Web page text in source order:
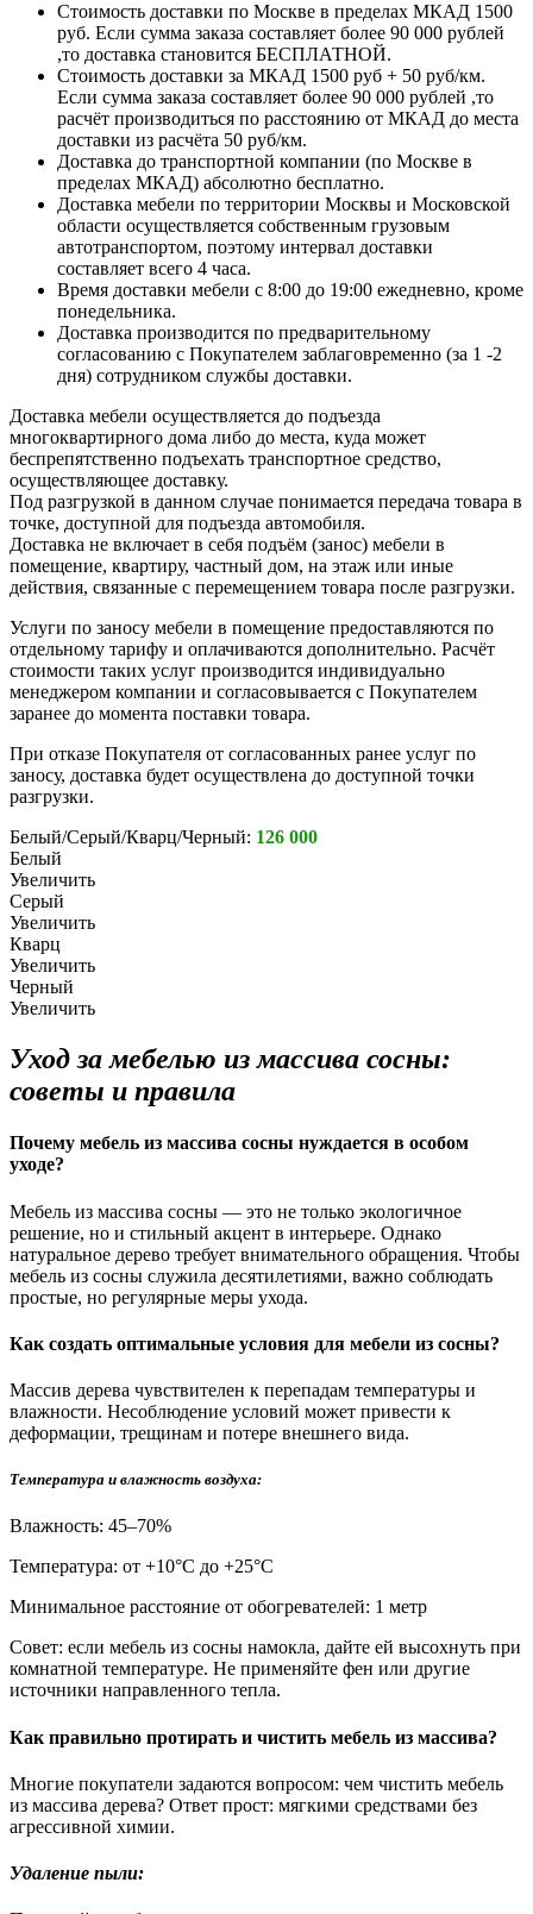
Стоимость доставки по Москве в пределах МКАД 1500
руб. Если сумма заказа составляет более 90 000 рублей
,то доставка становится БЕСПЛАТНОЙ.
Стоимость доставки за МКАД 1500 руб + 50 руб/км.
Если сумма заказа составляет более 90 000 рублей ,то
расчёт производиться по расстоянию от МКАД до места
доставки из расчёта 50 руб/км.
Доставка до транспортной компании (по Москве в
пределах МКАД) абсолютно бесплатно.
Доставка мебели по территории Москвы и Московской
области осуществляется собственным грузовым
автотранспортом, поэтому интервал доставки
составляет всего 4 часа.
Время доставки мебели с 8:00 до 19:00 ежедневно, кроме
понедельника.
Доставка производится по предварительному
согласованию с Покупателем заблаговременно (за 1 -2
дня) сотрудником службы доставки.
Доставка мебели осуществляется до подъезда
многоквартирного дома либо до места, куда может
беспрепятственно подъехать транспортное средство,
осуществляющее доставку.
Под разгрузкой в данном случае понимается передача товара в
точке, доступной для подъезда автомобиля.
Доставка не включает в себя подъём (занос) мебели в
помещение, квартиру, частный дом, на этаж или иные
действия, связанные с перемещением товара после разгрузки.
Услуги по заносу мебели в помещение предоставляются по
отдельному тарифу и оплачиваются дополнительно. Расчёт
стоимости таких услуг производится индивидуально
менеджером компании и согласовывается с Покупателем
заранее до момента поставки товара.
При отказе Покупателя от согласованных ранее услуг по
заносу, доставка будет осуществлена до доступной точки
разгрузки.
Белый/Серый/Кварц/Черный: 126 000
Белый
Увеличить
Серый
Увеличить
Кварц
Увеличить
Черный
Увеличить
Уход за мебелью из массива сосны:
советы и правила
Почему мебель из массива сосны нуждается в особом
уходе?
Мебель из массива сосны — это не только экологичное
решение, но и стильный акцент в интерьере. Однако
натуральное дерево требует внимательного обращения. Чтобы
мебель из сосны служила десятилетиями, важно соблюдать
простые, но регулярные меры ухода.
Как создать оптимальные условия для мебели из сосны?
Массив дерева чувствителен к перепадам температуры и
влажности. Несоблюдение условий может привести к
деформации, трещинам и потере внешнего вида.
Температура и влажность воздуха:
Влажность: 45–70%
Температура: от +10°С до +25°С
Минимальное расстояние от обогревателей: 1 метр
Совет: если мебель из сосны намокла, дайте ей высохнуть при
комнатной температуре. Не применяйте фен или другие
источники направленного тепла.
Как правильно протирать и чистить мебель из массива?
Многие покупатели задаются вопросом: чем чистить мебель
из массива дерева? Ответ прост: мягкими средствами без
агрессивной химии.
Удаление пыли: